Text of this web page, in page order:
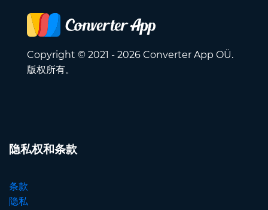
Copyright © 2021 - 2026 Converter App OÜ.
版权所有。
隐私权和条款
条款
隐私